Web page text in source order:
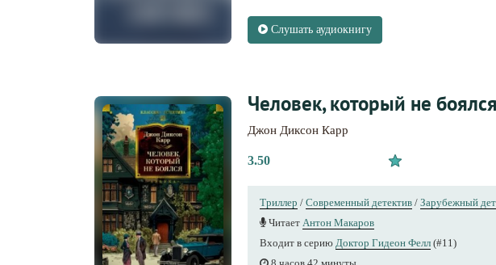
Слушать аудиокнигу
Человек, который не боялся
Джон Диксон Карр
3.50
Триллер / Современный детектив / Зарубежный
Читает Антон Макаров
Входит в серию Доктор Гидеон Фелл (#11)